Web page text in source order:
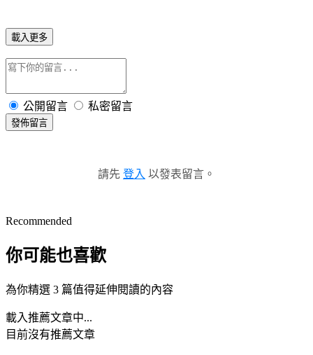
載入更多
公開留言 私密留言
發佈留言
請先 登入 以發表留言。
Recommended
你可能也喜歡
為你精選 3 篇值得延伸閱讀的內容
載入推薦文章中...
目前沒有推薦文章